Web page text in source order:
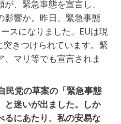
、緊急事態を宣言し、
影響か。昨日、緊急事態
スになりました。EUは現
突きつけられています。緊
、マリ等でも宣言されま
民党の草案の「緊急事態
と迷いが出ました。しか
るにあたり、私の安易な